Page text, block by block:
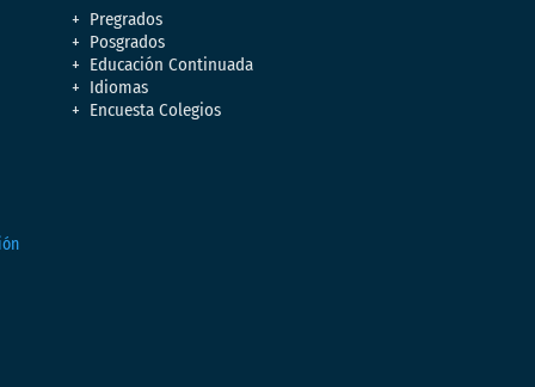
Pregrados
Posgrados
Educación Continuada
Idiomas
Encuesta Colegios